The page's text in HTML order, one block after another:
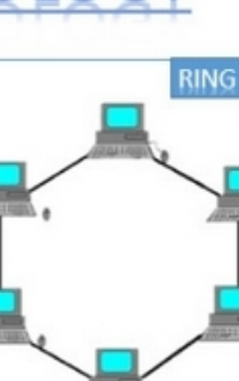
Hybrid